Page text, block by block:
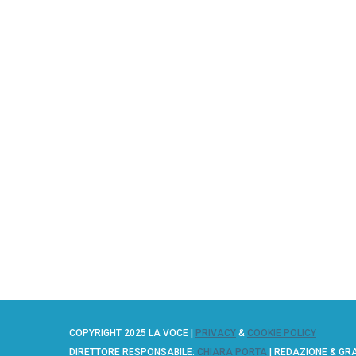
COPYRIGHT 2025 LA VOCE | PRIVACY & COOKIE POLICY
DIRETTORE RESPONSABILE: CHIARA PORTA | REDAZIONE &